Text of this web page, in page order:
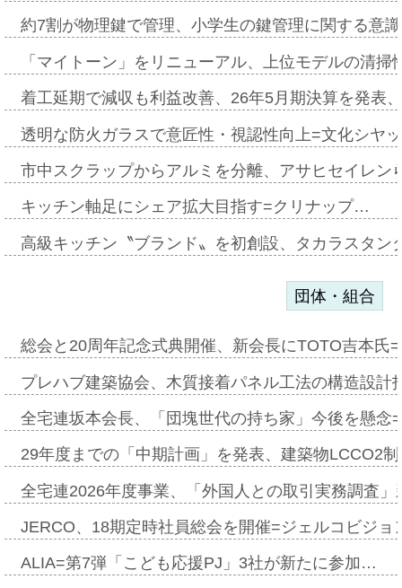
約7割が物理鍵で管理、小学生の鍵管理に関する意
「マイトーン」をリニューアル、上位モデルの清
着工延期で減収も利益改善、26年5月期決算を発表
透明な防火ガラスで意匠性・視認性向上=文化シヤ
市中スクラップからアルミを分離、アサヒセイレ
キッチン軸足にシェア拡大目指す=クリナップ…
高級キッチン〝ブランド〟を初創設、タカラスタ
団体・組合
総会と20周年記念式典開催、新会長にTOTO吉本氏
プレハブ建築協会、木質接着パネル工法の構造設
全宅連坂本会長、「団塊世代の持ち家」今後を懸
29年度までの「中期計画」を発表、建築物LCCO2
全宅連2026年度事業、「外国人との取引実務調査
JERCO、18期定時社員総会を開催=ジェルコビジ
ALIA=第7弾「こども応援PJ」3社が新たに参加…